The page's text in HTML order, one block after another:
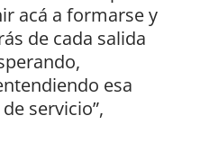
acá a formarse y
de cada salida
esa
servicio”,